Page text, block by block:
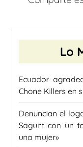
Lo
Ecuador
Chone Killers en
Denuncian el
Sagunt con un
una mujer»